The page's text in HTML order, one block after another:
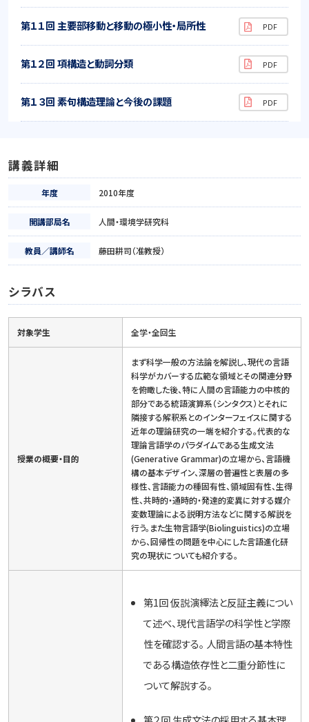
第１１回 主要部移動と移動の極小性・局所性
第１２回 項構造と動詞分類
第１３回 素句構造理論と今後の課題
講義詳細
年度 2010年度
開講部局名 人間・環境学研究科
教員／講師名 藤田耕司（准教授）
シラバス
対象学生 全学・全回生
授業の概要・目的
まず科学一般の方法論を解説し、現代の言語
科学がカバーする広範な領域とその関連分野
を俯瞰した後、特に人間の言語能力の中核的
部分である統語演算系（シンタクス）とそれに
隣接する解釈系とのインターフェイスに関する
近年の理論研究の一端を紹介する。代表的な
理論言語学のパラダイムである生成文法
(Generative Grammar)の立場から、言語機
構の基本デザイン、深層の普遍性と表層の多
様性、言語能力の種固有性、領域固有性、生得
性、共時的・通時的・発達的変異に対する媒介
変数理論による説明方法などに関する解説を
行う。また生物言語学(Biolinguistics)の立場
から、回帰性の問題を中心にした言語進化研
究の現状についても紹介する。
第1回 仮説演繹法と反証主義につい
て述べ、現代言語学の科学性と学際
性を確認する。 人間言語の基本特性
である構造依存性と二重分節性に
ついて解説する。